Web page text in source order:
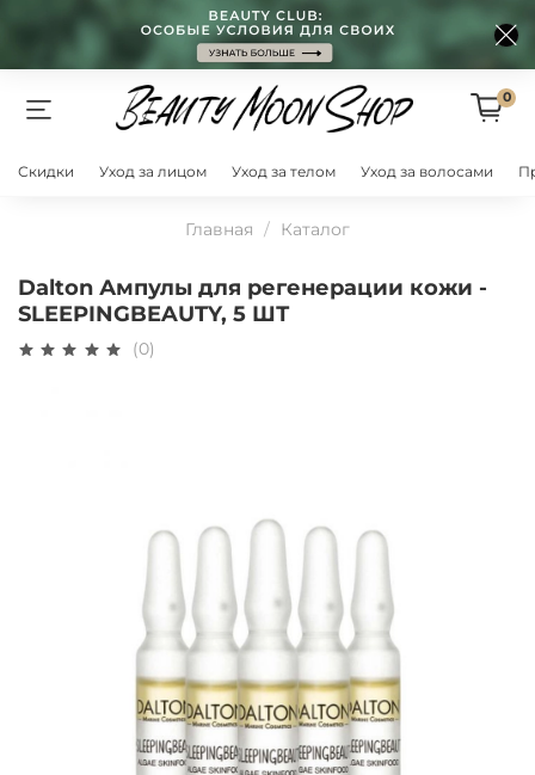
0
Скидки Уход за лицом Уход за телом Уход за волосами
Главная Каталог
Dalton Ампулы для регенерации кожи -
SLEEPINGBEAUTY, 5 ШТ
(0)